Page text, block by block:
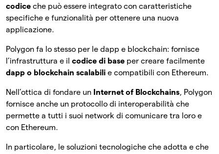
codice che può essere integrato con caratteristiche
specifiche e funzionalità per ottenere una nuova
applicazione.
Polygon fa lo stesso per le dapp e blockchain: fornisce
l’infrastruttura e il codice di base per creare facilmente
dapp o blockchain scalabili e compatibili con Ethereum.
Nell’ottica di fondare un Internet of Blockchains, Polygon
fornisce anche un protocollo di interoperabilità che
permette a tutti i suoi network di comunicare tra loro e
con Ethereum.
In particolare, le soluzioni tecnologiche che adotta e che